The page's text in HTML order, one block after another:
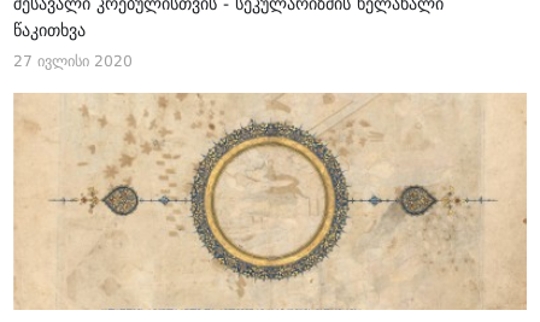
შესავალი კრებულისთვის - სეკულარიზმის ხელახალი
წაკითხვა
27 ივლისი 2020